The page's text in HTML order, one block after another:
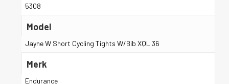
5308
Model
Jayne W Short Cycling Tights W/Bib XQL 36
Merk
Endurance